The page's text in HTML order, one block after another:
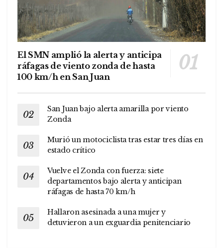
El SMN amplió la alerta y anticipa
ráfagas de viento zonda de hasta
100 km/h en San Juan
San Juan bajo alerta amarilla por viento
Zonda
Murió un motociclista tras estar tres días en
estado crítico
Vuelve el Zonda con fuerza: siete
departamentos bajo alerta y anticipan
ráfagas de hasta 70 km/h
Hallaron asesinada a una mujer y
detuvieron a un exguardia penitenciario